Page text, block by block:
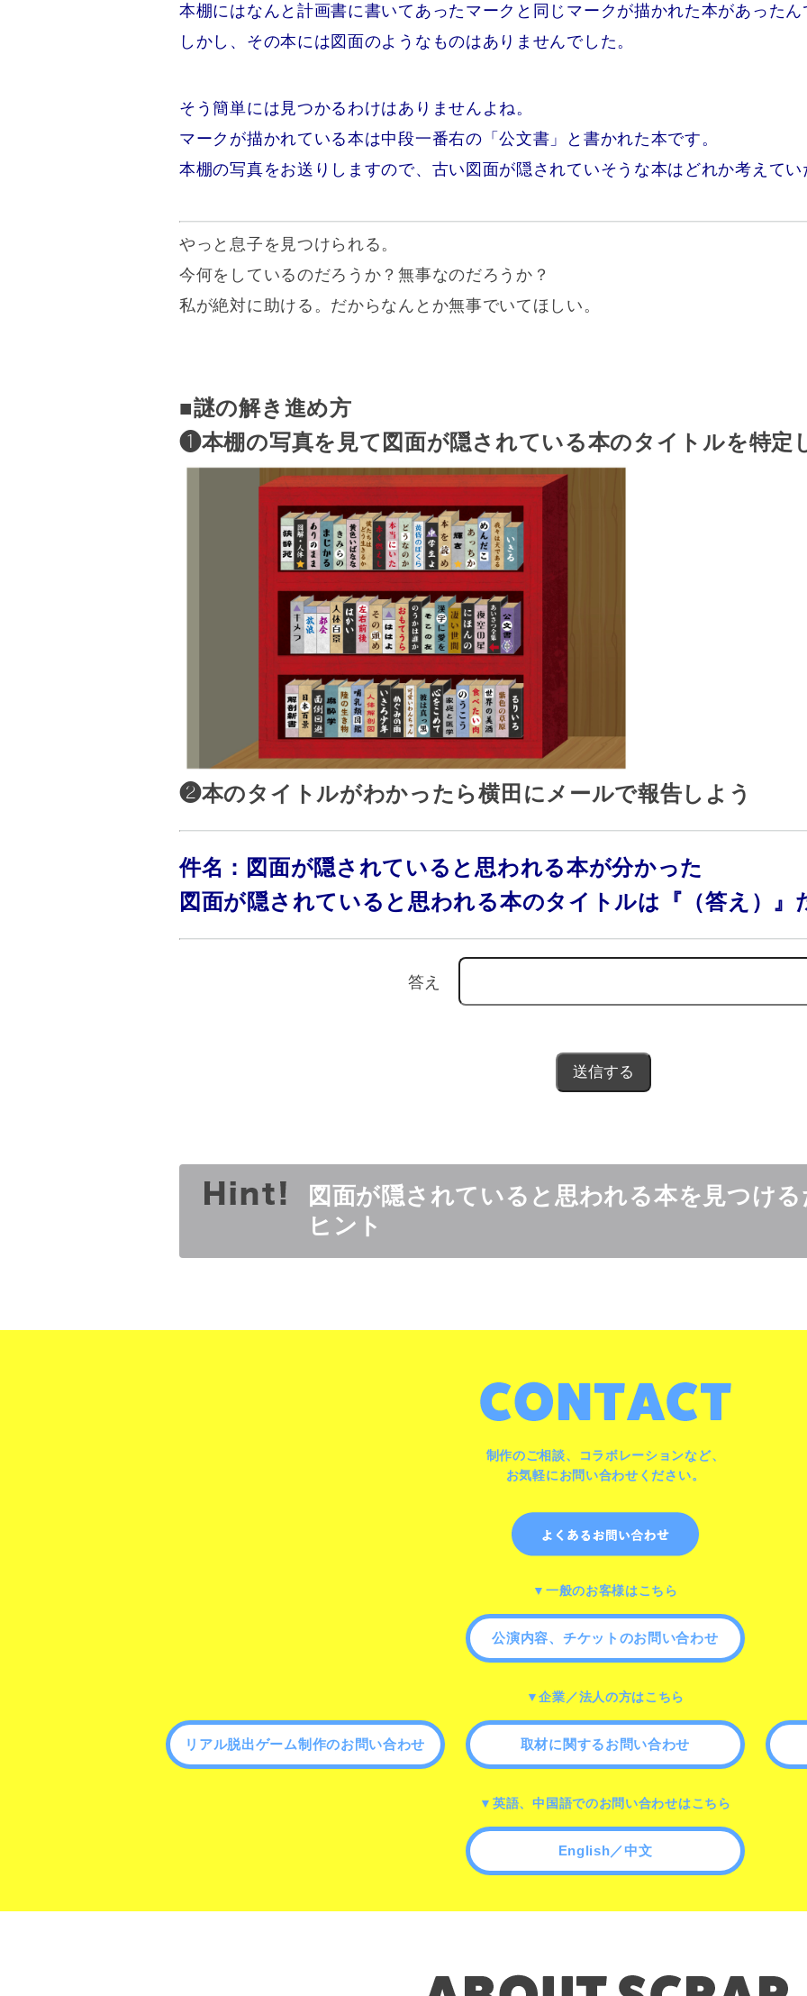
本棚にはなんと計画書に書いてあったマークと同じマークが描かれた本があったん
しかし、その本には図面のようなものはありませんでした。
そう簡単には見つかるわけはありませんよね。
マークが描かれている本は中段一番右の「公文書」と書かれた本です。
本棚の写真をお送りしますので、古い図面が隠されていそうな本はどれか考えて
やっと息子を見つけられる。
今何をしているのだろうか？無事なのだろうか？
私が絶対に助ける。だからなんとか無事でいてほしい。
■謎の解き進め方
❶本棚の写真を見て図面が隠されている本のタイトルを特定
❷本のタイトルがわかったら横田にメールで報告しよう
件名：図面が隠されていると思われる本が分かった
図面が隠されていると思われる本のタイトルは『（答え）』
答え
図面が隠されていると思われる本を見つけ
ヒント
制作のご相談、コラボレーションなど、
お気軽にお問い合わせください。
▼一般のお客様はこちら
公演内容、チケットのお問い合わせ
▼企業／法人の方はこちら
リアル脱出ゲーム制作のお問い合わせ 取材に関するお問い合わせ
▼英語、中国語でのお問い合わせはこちら
English／中文